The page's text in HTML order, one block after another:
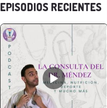
EPISODIOS RECIENTES